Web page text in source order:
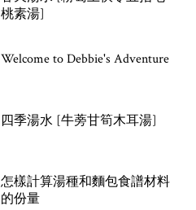
桃素湯]
Welcome to Debbie's Adventure
四季湯水 [牛蒡甘筍木耳湯]
怎樣計算湯種和麵包食譜材料
的份量